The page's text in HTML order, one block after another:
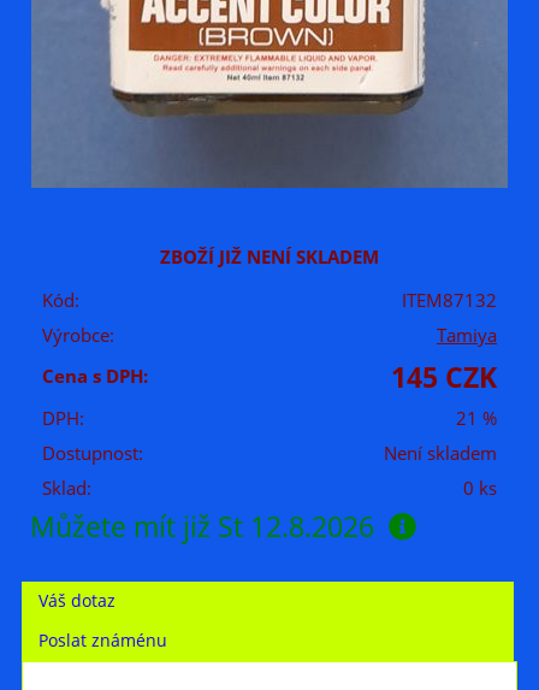
ZBOŽÍ JIŽ NENÍ SKLADEM
Kód:
ITEM87132
Výrobce:
Tamiya
Cena s DPH:
145 CZK
DPH:
21 %
Dostupnost:
Není skladem
Sklad:
0 ks
Můžete mít již St 12.8.2026
Váš dotaz
Poslat známénu